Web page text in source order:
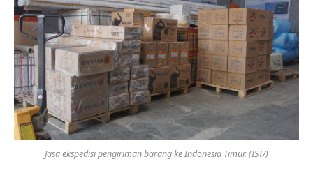
Jasa ekspedisi pengiriman barang ke Indonesia Timur. (IST/)